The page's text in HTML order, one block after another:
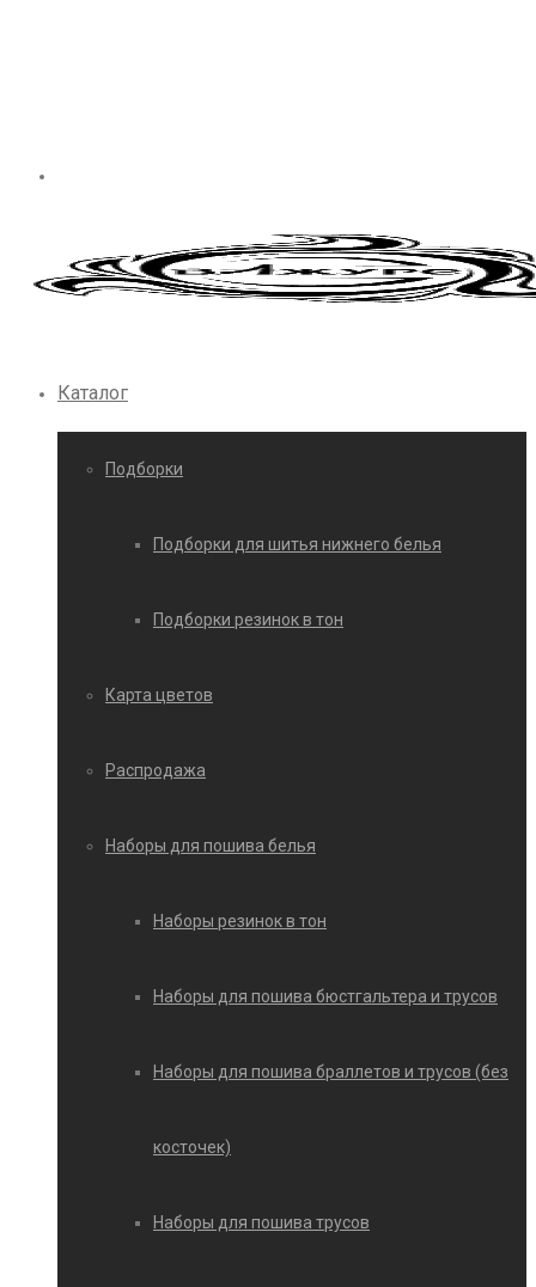
Каталог
Подборки
Подборки для шитья нижнего белья
Подборки резинок в тон
Карта цветов
Распродажа
Наборы для пошива белья
Наборы резинок в тон
Наборы для пошива бюстгальтера и трусов
Наборы для пошива браллетов и трусов (без
косточек)
Наборы для пошива трусов